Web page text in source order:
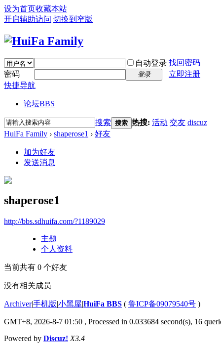
设为首页收藏本站
开启辅助访问 切换到窄版
自动登录 找回密码
密码
登录
立即注册
快捷导航
论坛BBS
搜索 搜索 热搜: 活动 交友 discuz
HuiFa Family › shaperose1 › 好友
加为好友
发送消息
shaperose1
http://bbs.sdhuifa.com/?1189029
主题
个人资料
当前共有 0 个好友
没有相关成员
Archiver|手机版|小黑屋|HuiFa BBS ( 鲁ICP备09079540号 )
GMT+8, 2026-8-7 01:50 , Processed in 0.033684 second(s), 16
Powered by Discuz! X3.4